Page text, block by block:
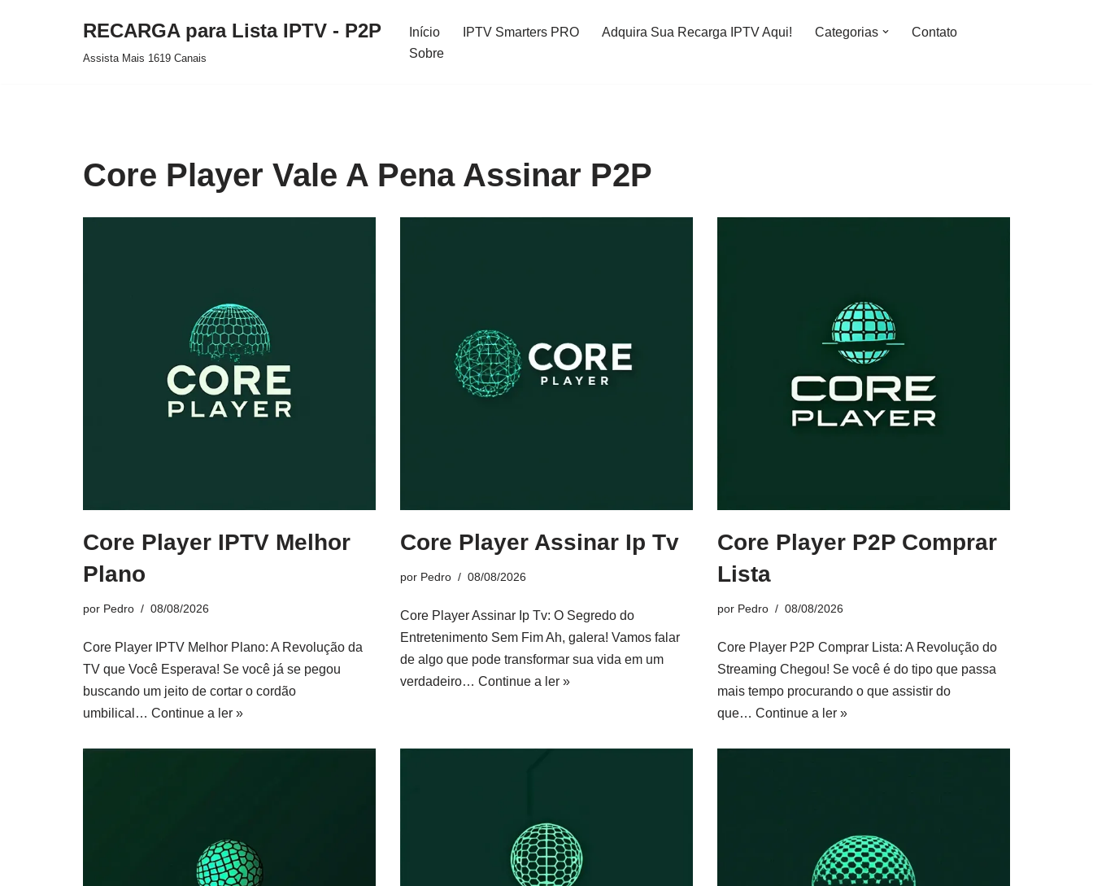
RECARGA para Lista IPTV - P2P
Assista Mais 1619 Canais
Início IPTV Smarters PRO Adquira Sua Recarga IPTV Aqui! Categorias
Contato
Sobre
Core Player Vale A Pena Assinar P2P
Core Player IPTV Melhor
Plano
por Pedro 08/08/2026
Core Player IPTV Melhor Plano: A Revolução da
TV que Você Esperava! Se você já se pegou
buscando um jeito de cortar o cordão
umbilical… Continue a ler »
Core Player Assinar Ip Tv
por Pedro 08/08/2026
Core Player Assinar Ip Tv: O Segredo do
Entretenimento Sem Fim Ah, galera! Vamos falar
de algo que pode transformar sua vida em um
verdadeiro… Continue a ler »
Core Player P2P Comprar
Lista
por Pedro 08/08/2026
Core Player P2P Comprar Lista: A Revolução do
Streaming Chegou! Se você é do tipo que passa
mais tempo procurando o que assistir do
que… Continue a ler »